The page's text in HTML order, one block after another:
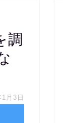
調
月3日